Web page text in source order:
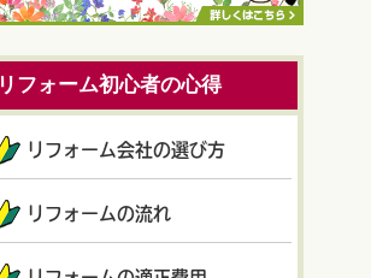
リフォーム初心者の心得
リフォーム会社の選び方
リフォームの流れ